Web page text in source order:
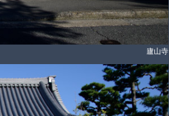
廬山寺